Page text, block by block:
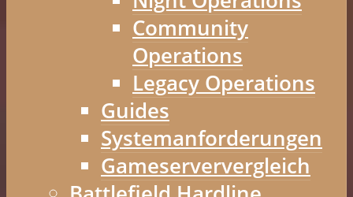
Community
Operations
Legacy Operations
Guides
Systemanforderungen
Gameserververgleich